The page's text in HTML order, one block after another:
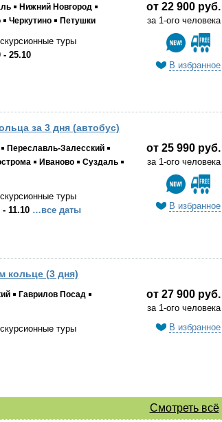
Нижний Новгород
Черкутино Петушки
туры
- 25.10
от 22 900 руб.
за 1-ого человека
В избранное
за 3 дня (автобус)
Переславль-Залесский
Иваново
Суздаль
туры
11.10 …все даты
от 25 990 руб.
за 1-ого человека
В избранное
кольце (3 дня)
Гаврилов Посад
туры
от 27 900 руб.
за 1-ого человека
В избранное
Смотреть всё